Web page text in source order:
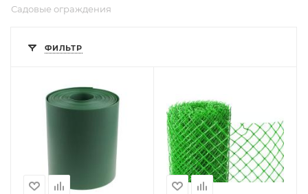
Садовые ограждения
ФИЛЬТР